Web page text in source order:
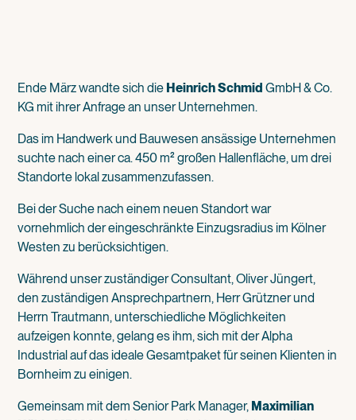
Ende März wandte sich die Heinrich Schmid GmbH & Co.
KG mit ihrer Anfrage an unser Unternehmen.
Das im Handwerk und Bauwesen ansässige Unternehmen
suchte nach einer ca. 450 m² großen Hallenfläche, um drei
Standorte lokal zusammenzufassen.
Bei der Suche nach einem neuen Standort war
vornehmlich der eingeschränkte Einzugsradius im Kölner
Westen zu berücksichtigen.
Während unser zuständiger Consultant, Oliver Jüngert,
den zuständigen Ansprechpartnern, Herr Grützner und
Herrn Trautmann, unterschiedliche Möglichkeiten
aufzeigen konnte, gelang es ihm, sich mit der Alpha
Industrial auf das ideale Gesamtpaket für seinen Klienten in
Bornheim zu einigen.
Gemeinsam mit dem Senior Park Manager, Maximilian